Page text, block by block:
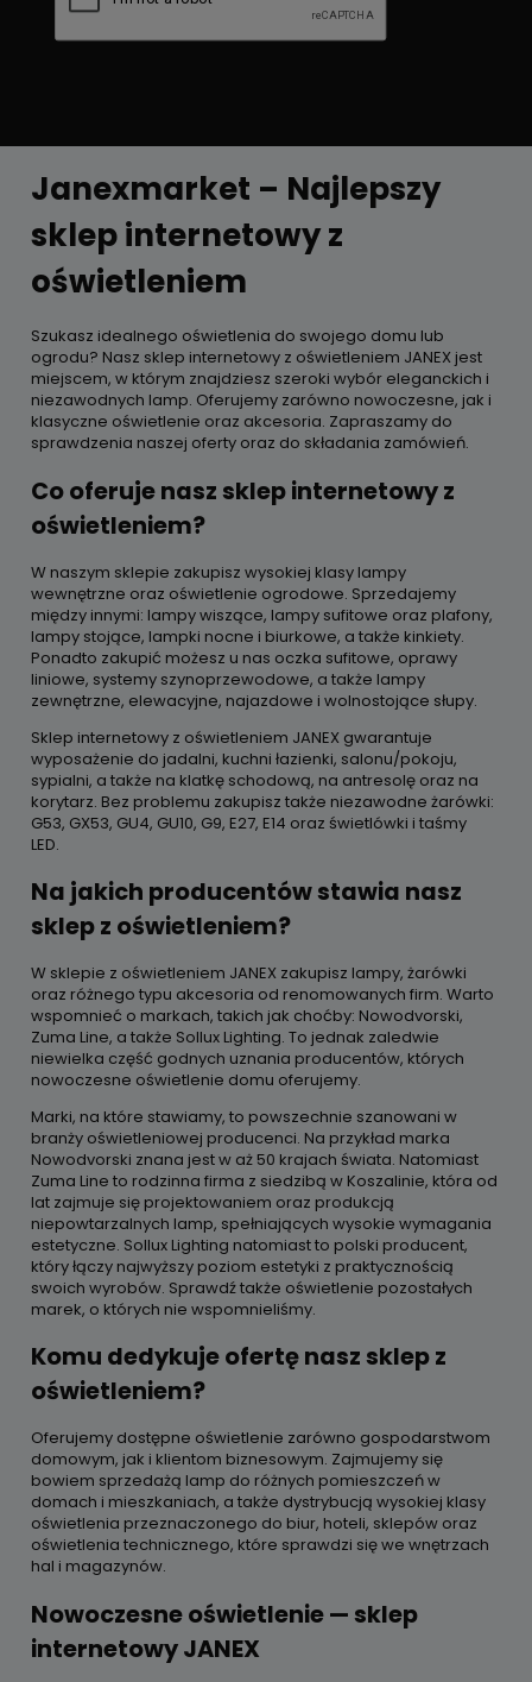
Janexmarket – Najlepszy
sklep internetowy z
oświetleniem
Szukasz idealnego oświetlenia do swojego domu lub
ogrodu? Nasz sklep internetowy z oświetleniem JANEX jest
miejscem, w którym znajdziesz szeroki wybór eleganckich i
niezawodnych lamp. Oferujemy zarówno nowoczesne, jak i
klasyczne oświetlenie oraz akcesoria. Zapraszamy do
sprawdzenia naszej oferty oraz do składania zamówień.
Co oferuje nasz sklep internetowy z
oświetleniem?
W naszym sklepie zakupisz wysokiej klasy lampy
wewnętrzne oraz oświetlenie ogrodowe. Sprzedajemy
między innymi: lampy wiszące, lampy sufitowe oraz plafony,
lampy stojące, lampki nocne i biurkowe, a także kinkiety.
Ponadto zakupić możesz u nas oczka sufitowe, oprawy
liniowe, systemy szynoprzewodowe, a także lampy
zewnętrzne, elewacyjne, najazdowe i wolnostojące słupy.
Sklep internetowy z oświetleniem JANEX gwarantuje
wyposażenie do jadalni, kuchni łazienki, salonu/pokoju,
sypialni, a także na klatkę schodową, na antresolę oraz na
korytarz. Bez problemu zakupisz także niezawodne żarówki:
G53, GX53, GU4, GU10, G9, E27, E14 oraz świetlówki i taśmy
LED.
Na jakich producentów stawia nasz
sklep z oświetleniem?
W sklepie z oświetleniem JANEX zakupisz lampy, żarówki
oraz różnego typu akcesoria od renomowanych firm. Warto
wspomnieć o markach, takich jak choćby: Nowodvorski,
Zuma Line, a także Sollux Lighting. To jednak zaledwie
niewielka część godnych uznania producentów, których
nowoczesne oświetlenie domu oferujemy.
Marki, na które stawiamy, to powszechnie szanowani w
branży oświetleniowej producenci. Na przykład marka
Nowodvorski znana jest w aż 50 krajach świata. Natomiast
Zuma Line to rodzinna firma z siedzibą w Koszalinie, która od
lat zajmuje się projektowaniem oraz produkcją
niepowtarzalnych lamp, spełniających wysokie wymagania
estetyczne. Sollux Lighting natomiast to polski producent,
który łączy najwyższy poziom estetyki z praktycznością
swoich wyrobów. Sprawdź także oświetlenie pozostałych
marek, o których nie wspomnieliśmy.
Komu dedykuje ofertę nasz sklep z
oświetleniem?
Oferujemy dostępne oświetlenie zarówno gospodarstwom
domowym, jak i klientom biznesowym. Zajmujemy się
bowiem sprzedażą lamp do różnych pomieszczeń w
domach i mieszkaniach, a także dystrybucją wysokiej klasy
oświetlenia przeznaczonego do biur, hoteli, sklepów oraz
oświetlenia technicznego, które sprawdzi się we wnętrzach
hal i magazynów.
Nowoczesne oświetlenie — sklep
internetowy JANEX